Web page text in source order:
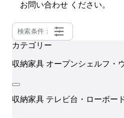
お問い合わせ ください。
検索条件：
カテゴリー
収納家具 オープンシェルフ・
収納家具 テレビ台・ローボー